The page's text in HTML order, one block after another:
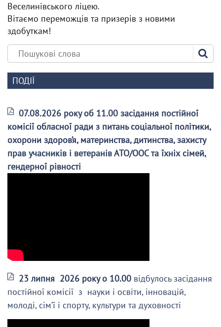
Веселинівського ліцею.
Вітаємо переможців та призерів з новими
здобуткам!
ПОДІЇ
07.08.2026 року об 11.00 засідання постійної
комісії обласної ради з питань соціальної політики,
охорони здоров’я, материнства, дитинства, захисту
прав учасників і ветеранів АТО/ООС та їхніх сімей,
гендерної рівності
23 липня 2026 року о 10.00 відбулось засідання
постійної комісії з науки і освіти, інновацій,
молоді, сім’ї і спорту, культури та духовності